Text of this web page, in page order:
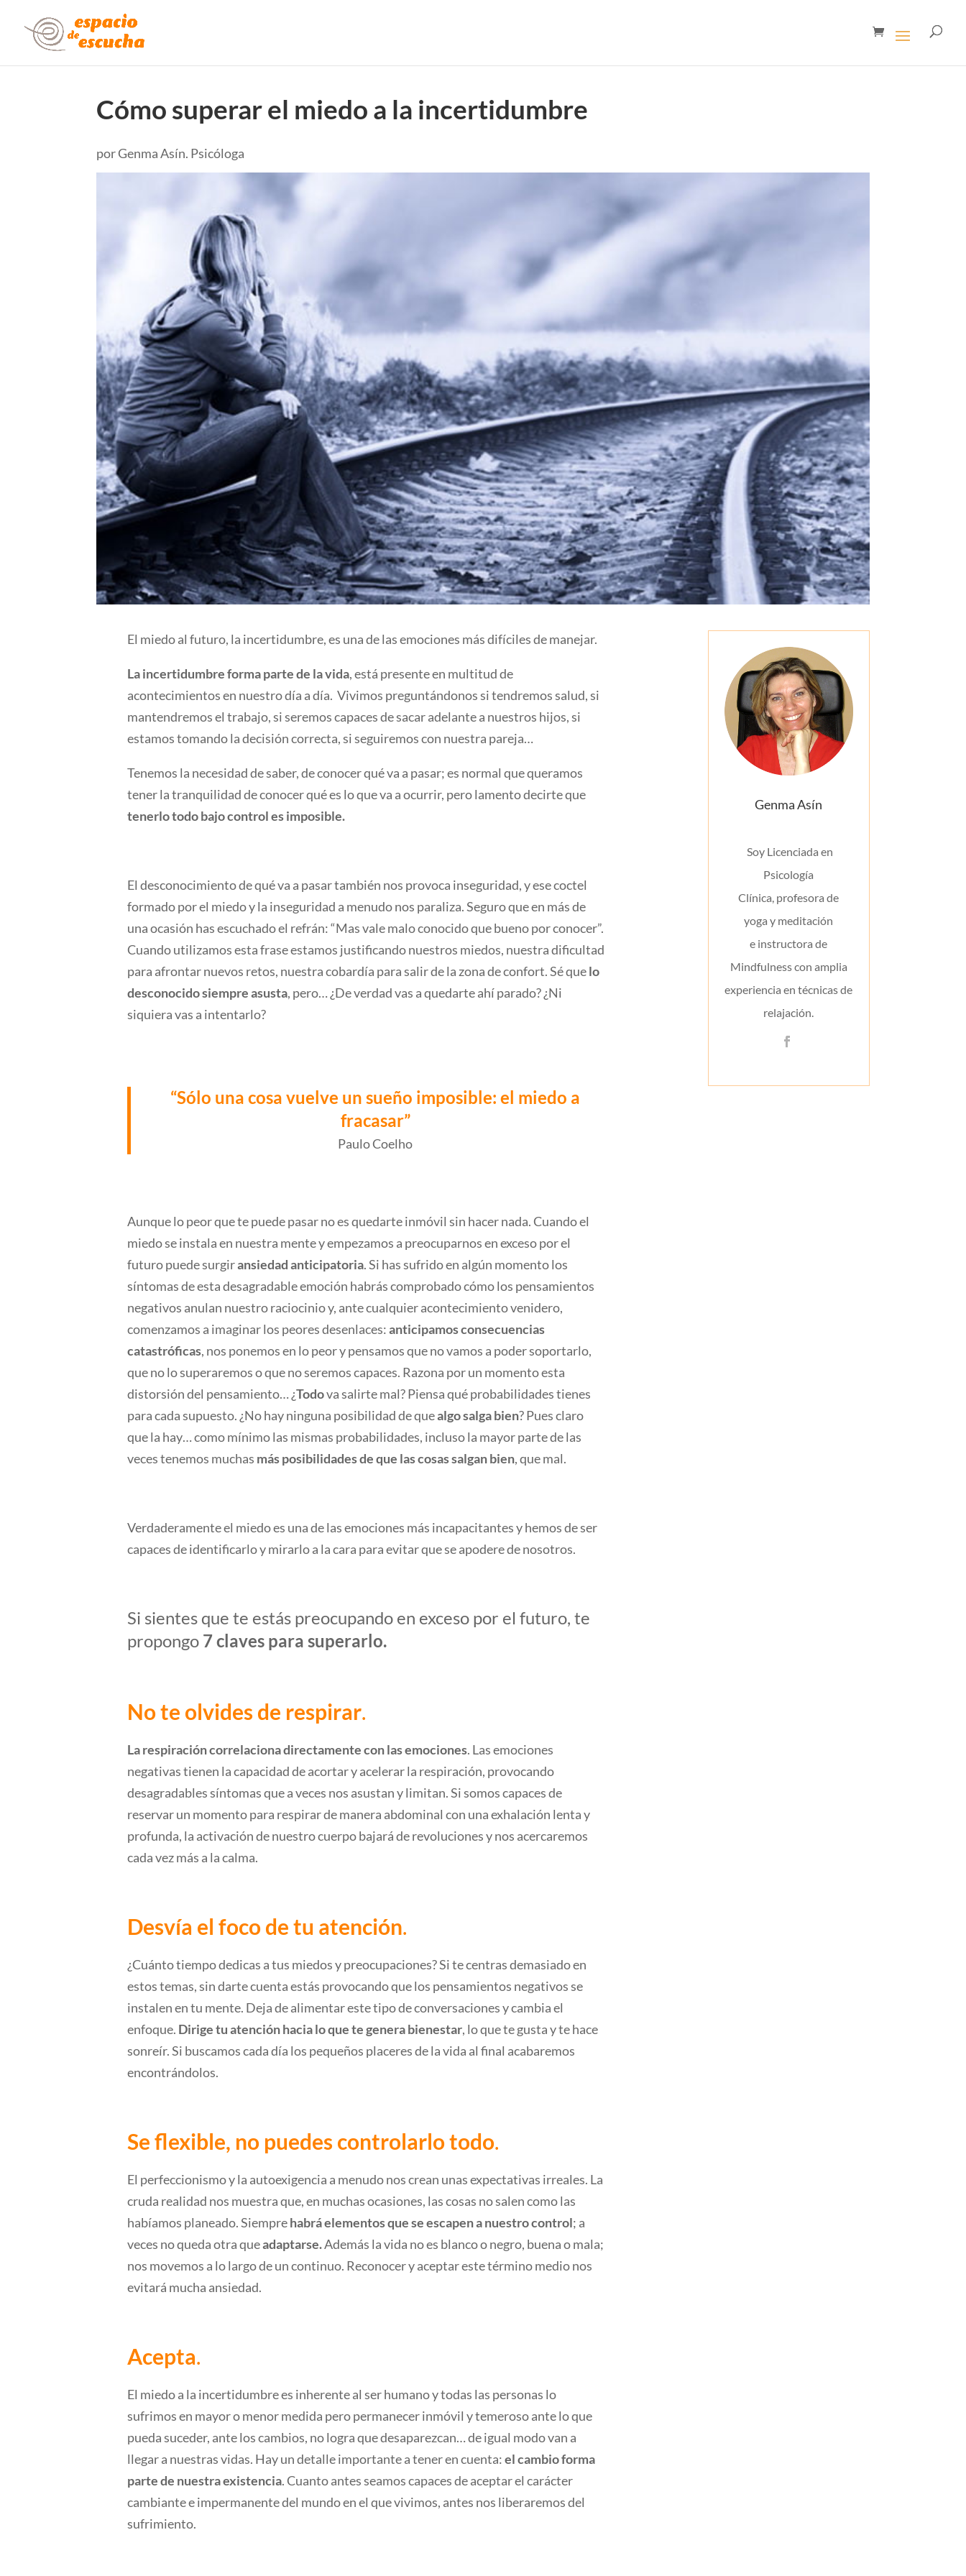
Cómo superar el miedo a la incertidumbre
porGenma Asín. Psicóloga
El miedo al futuro, la incertidumbre, es una de las emociones más difíciles de manejar.
La incertidumbre forma parte de la vida, está presente en multitud de
acontecimientos en nuestro día a día. Vivimos preguntándonos si tendremos salud, si
mantendremos el trabajo, si seremos capaces de sacar adelante a nuestros hijos, si
estamos tomando la decisión correcta, si seguiremos con nuestra pareja…
Tenemos la necesidad de saber, de conocer qué va a pasar; es normal que queramos
tener la tranquilidad de conocer qué es lo que va a ocurrir, pero lamento decirte que
tenerlo todo bajo control es imposible.
El desconocimiento de qué va a pasar también nos provoca inseguridad, y ese coctel
formado por el miedo y la inseguridad a menudo nos paraliza. Seguro que en más de
una ocasión has escuchado el refrán: “Mas vale malo conocido que bueno por conocer”.
Cuando utilizamos esta frase estamos justificando nuestros miedos, nuestra dificultad
para afrontar nuevos retos, nuestra cobardía para salir de la zona de confort. Sé quelo
desconocido siempre asusta, pero… ¿De verdad vas a quedarte ahí parado? ¿Ni
siquiera vas a intentarlo?
“Sólo una cosa vuelve un sueño imposible: el miedo a
fracasar”
Paulo Coelho
Aunque lo peor que te puede pasar no es quedarte inmóvil sin hacer nada. Cuando el
miedo se instala en nuestra mente y empezamos a preocuparnos en exceso por el
futuro puede surgiransiedad anticipatoria. Si has sufrido en algún momento los
síntomas de esta desagradable emoción habrás comprobado cómo los pensamientos
negativos anulan nuestro raciocinio y, ante cualquier acontecimiento venidero,
comenzamos a imaginar los peores desenlaces:anticipamos consecuencias
catastróficas, nos ponemos en lo peor y pensamos que no vamos a poder soportarlo,
que no lo superaremos o que no seremos capaces. Razona por un momento esta
distorsión del pensamiento… ¿Todova salirte mal? Piensa qué probabilidades tienes
para cada supuesto. ¿No hay ninguna posibilidad de quealgo salga bien? Pues claro
que la hay… como mínimo las mismas probabilidades, incluso la mayor parte de las
veces tenemos muchas más posibilidades de que las cosas salgan bien, que mal.
Verdaderamente el miedo es una de las emociones más incapacitantes y hemos de ser
capaces de identificarlo y mirarlo a la cara para evitar que se apodere de nosotros.
Si sientes que te estás preocupando en exceso por el futuro, te
propongo 7 claves para superarlo.
No te olvides de respirar.
La respiración correlaciona directamente con las emociones. Las emociones
negativas tienen la capacidad de acortar y acelerar la respiración, provocando
desagradables síntomas que a veces nos asustan y limitan. Si somos capaces de
reservar un momento para respirar de manera abdominal con una exhalación lenta y
profunda, la activación de nuestro cuerpo bajará de revoluciones y nos acercaremos
cada vez más a la calma.
Desvía el foco de tu atención.
¿Cuánto tiempo dedicas a tus miedos y preocupaciones? Si te centras demasiado en
estos temas, sin darte cuenta estás provocando que los pensamientos negativos se
instalen en tu mente. Deja de alimentar este tipo de conversaciones y cambia el
enfoque. Dirige tu atención hacia lo que te genera bienestar, lo que te gusta y te hace
sonreír. Si buscamos cada día los pequeños placeres de la vida al final acabaremos
encontrándolos.
Se flexible, no puedes controlarlo todo.
El perfeccionismo y la autoexigencia a menudo nos crean unas expectativas irreales. La
cruda realidad nos muestra que, en muchas ocasiones, las cosas no salen como las
habíamos planeado. Siemprehabrá elementos que se escapen a nuestro control; a
veces no queda otra queadaptarse.Además la vida no es blanco o negro, buena o mala;
nos movemos a lo largo de un continuo. Reconocer y aceptar este término medio nos
evitará mucha ansiedad.
Acepta.
El miedo a la incertidumbre es inherente al ser humano y todas las personas lo
sufrimos en mayor o menor medida pero permanecer inmóvil y temeroso ante lo que
pueda suceder, ante los cambios, no logra que desaparezcan… de igual modo van a
llegar a nuestras vidas. Hay un detalle importante a tener en cuenta:el cambio forma
parte de nuestra existencia. Cuanto antes seamos capaces de aceptar el carácter
cambiante e impermanente del mundo en el que vivimos, antes nos liberaremos del
sufrimiento.
Genma Asín
Soy Licenciada en
Psicología
Clínica, profesora de
yoga y meditación
e instructora de
Mindfulness con amplia
experiencia en técnicas de
relajación.